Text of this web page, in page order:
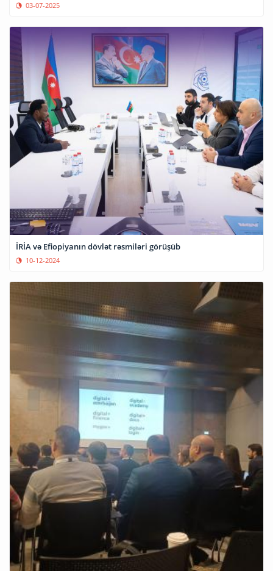
03-07-2025
İRİA və Efiopiyanın dövlət rəsmiləri görüşüb
10-12-2024